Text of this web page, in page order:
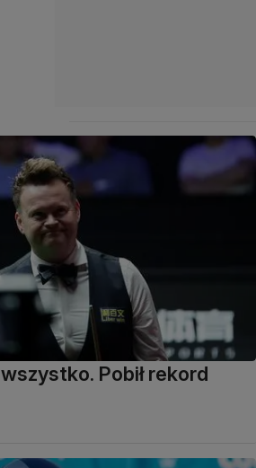
Pobił rekord